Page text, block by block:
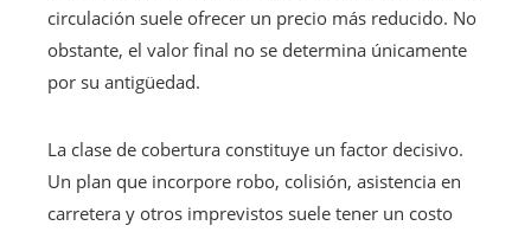
circulación suele ofrecer un precio más reducido. No
obstante, el valor final no se determina únicamente
por su antigüedad.
La clase de cobertura constituye un factor decisivo.
Un plan que incorpore robo, colisión, asistencia en
carretera y otros imprevistos suele tener un costo